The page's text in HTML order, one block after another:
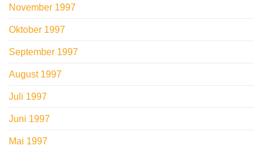
November 1997
Oktober 1997
September 1997
August 1997
Juli 1997
Juni 1997
Mai 1997